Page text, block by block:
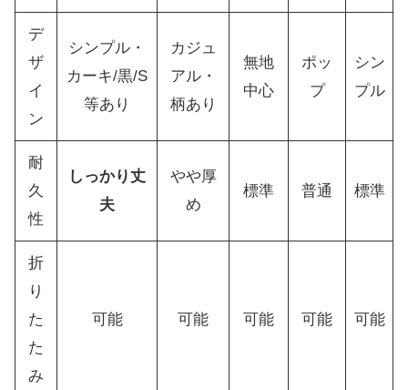
デ
ザ
イ
ン
シンプル・
カーキ/黒/S
等あり
カジュ
アル・
柄あり
無地
中心
ポッ
プ
シン
プル
耐
久
性
しっかり丈
夫
やや厚
め
標準 普通 標準
折
り
た
た
み
可能 可能 可能 可能 可能